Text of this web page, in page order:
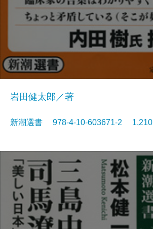
岩田健太郎／著
新潮選書 978-4-10-603671-2